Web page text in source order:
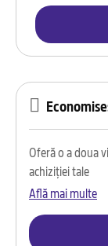
Oferă o a doua
achiziției tale
Află mai multe